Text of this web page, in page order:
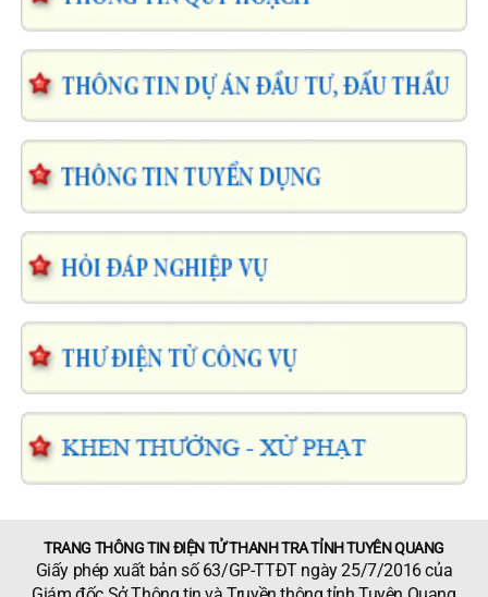
TRANG THÔNG TIN ĐIỆN TỬ THANH TRA TỈNH TUYÊN QUANG
Giấy phép xuất bản số 63/GP-TTĐT ngày 25/7/2016 của